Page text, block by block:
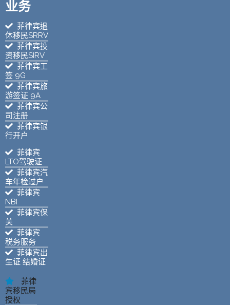
业务
菲律宾退
休移民SRRV
菲律宾投
资移民SIRV
菲律宾工
签 9G
菲律宾旅
游签证 9A
菲律宾公
司注册
菲律宾银
行开户
菲律宾
LTO驾驶证
菲律宾汽
车年检过户
菲律宾
NBI
菲律宾保
关
菲律宾
税务服务
菲律宾出
生证 结婚证
菲律
宾移民局
授权